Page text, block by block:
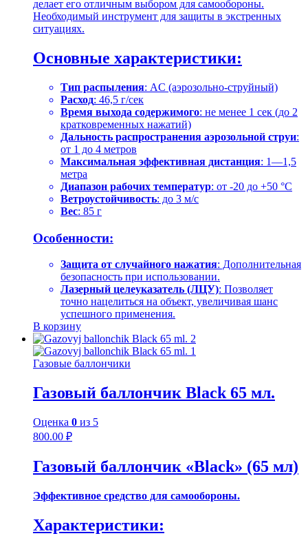
делает его отличным выбором для самообороны.
Необходимый инструмент для защиты в экстренных
ситуациях.
Основные характеристики:
Тип распыления: АC (аэрозольно-струйный)
Расход: 46,5 г/сек
Время выхода содержимого: не менее 1 сек (до 2
кратковременных нажатий)
Дальность распространения аэрозольной струи:
от 1 до 4 метров
Максимальная эффективная дистанция: 1—1,5
метра
Диапазон рабочих температур: от -20 до +50 °C
Ветроустойчивость: до 3 м/с
Вес: 85 г
Особенности:
Защита от случайного нажатия: Дополнительная
безопасность при использовании.
Лазерный целеуказатель (ЛЦУ): Позволяет
точно нацелиться на объект, увеличивая шанс
успешного применения.
В корзину
Газовые баллончики
Газовый баллончик Black 65 мл.
Оценка 0 из 5
800.00 ₽
Газовый баллончик «Black» (65 мл)
Эффективное средство для самообороны.
Характеристики: